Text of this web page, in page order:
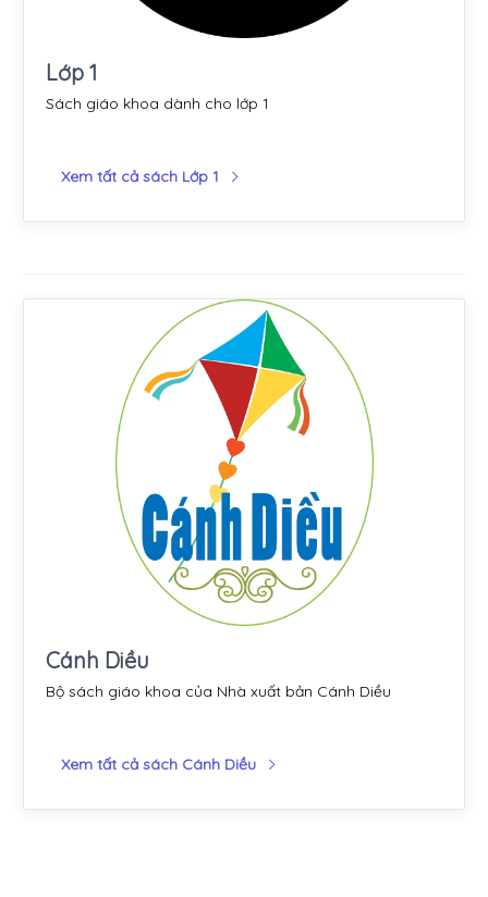
Lớp 1
Sách giáo khoa dành cho lớp 1
Xem tất cả sách Lớp 1
Cánh Diều
Bộ sách giáo khoa của Nhà xuất bản Cánh Diều
Xem tất cả sách Cánh Diều